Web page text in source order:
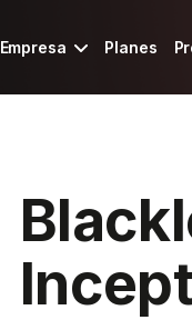
Empresa Planes